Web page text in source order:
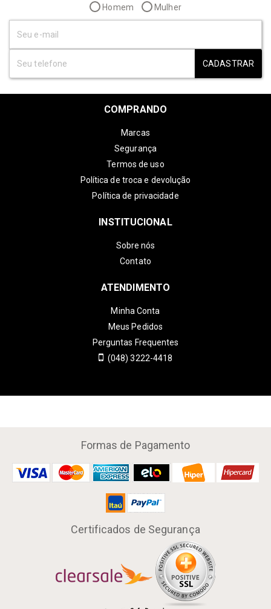
Homem Mulher
CADASTRAR
COMPRANDO
Marcas
Segurança
Termos de uso
Política de troca e devolução
Política de privacidade
INSTITUCIONAL
Sobre nós
Contato
ATENDIMENTO
Minha Conta
Meus Pedidos
Perguntas Frequentes
(048) 3222-4418
Formas de Pagamento
Certificados de Segurança